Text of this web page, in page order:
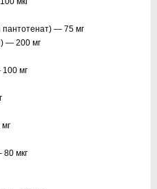
пантотенат) — 75 мг
— 200 мг
100 мг
мкг